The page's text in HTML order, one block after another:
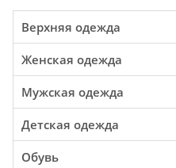
Верхняя одежда
Женская одежда
Мужская одежда
Детская одежда
Обувь